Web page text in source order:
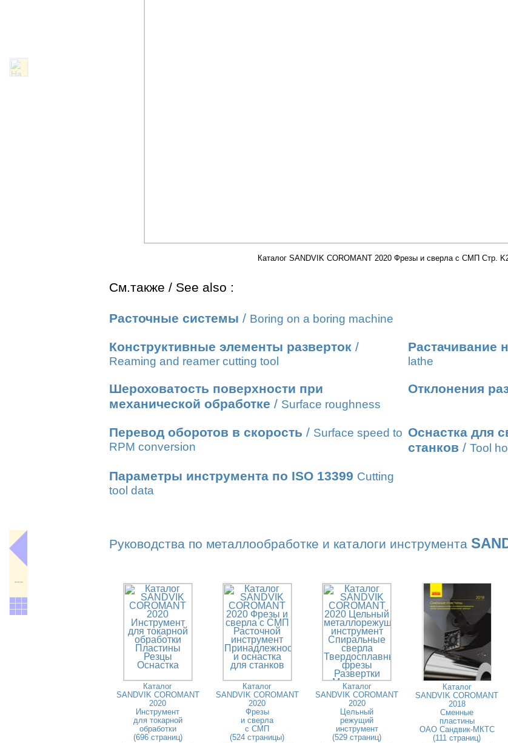
Каталог SANDVIK COROMANT 2020 Фрезы и сверла с СМП Стр.
См.также / See also :
Расточные системы / Boring on a boring machine
Конструктивные элементы разверток /
Reaming and reamer cutting tool
Растачивание
lathe
Шероховатость поверхности при
механической обработке / Surface roughness
Отклонения
Перевод оборотов в скорость / Surface speed to
RPM conversion
Оснастка для
станков / Tool
Параметры инструмента по ISO 13399 Cutting
tool data
Руководства по металлообработке и каталоги инструмента
Каталог
SANDVIK COROMANT
2020
Инструмент
для токарной
обработки
(696 страниц)
Каталог
SANDVIK COROMANT
2020
Фрезы
и сверла
с СМП
(524 страницы)
Каталог
SANDVIK COROMANT
2020
Цельный
режущий
инструмент
(529 страниц)
Каталог
SANDVIK COROMANT
2018
Сменные
пластины
ОАО Сандвик-МКТС
(111 страниц)
---